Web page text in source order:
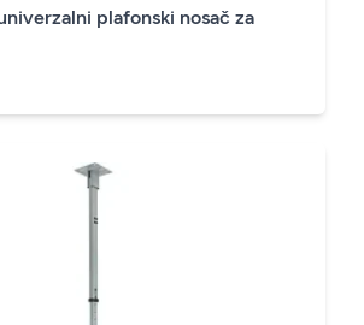
plafonski nosač za